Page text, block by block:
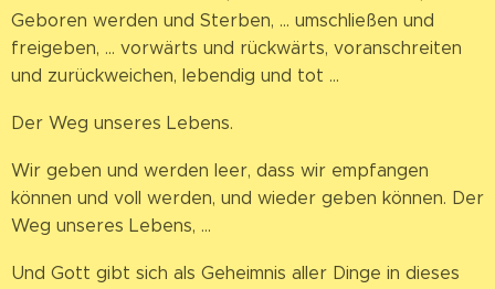
Geboren werden und Sterben, ... umschließen und
freigeben, ... vorwärts und rückwärts, voranschreiten
und zurückweichen, lebendig und tot ...
Der Weg unseres Lebens.
Wir geben und werden leer, dass wir empfangen
können und voll werden, und wieder geben können. Der
Weg unseres Lebens, ...
Und Gott gibt sich als Geheimnis aller Dinge in dieses